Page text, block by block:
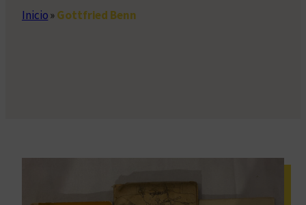
Inicio»Gottfried Benn